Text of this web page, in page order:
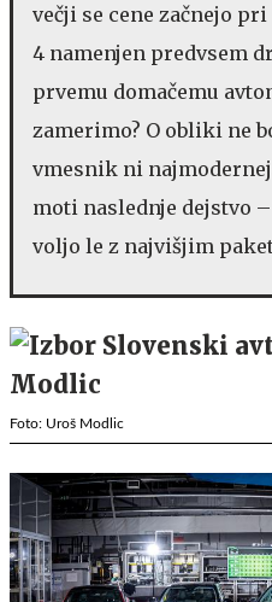
večji se cene začnejo pri
4 namenjen predvsem
prvemu domačemu
zamerimo? O obliki ne
vmesnik ni
moti naslednje dejstvo
voljo le z najvišjim
Foto: Uroš Modlic